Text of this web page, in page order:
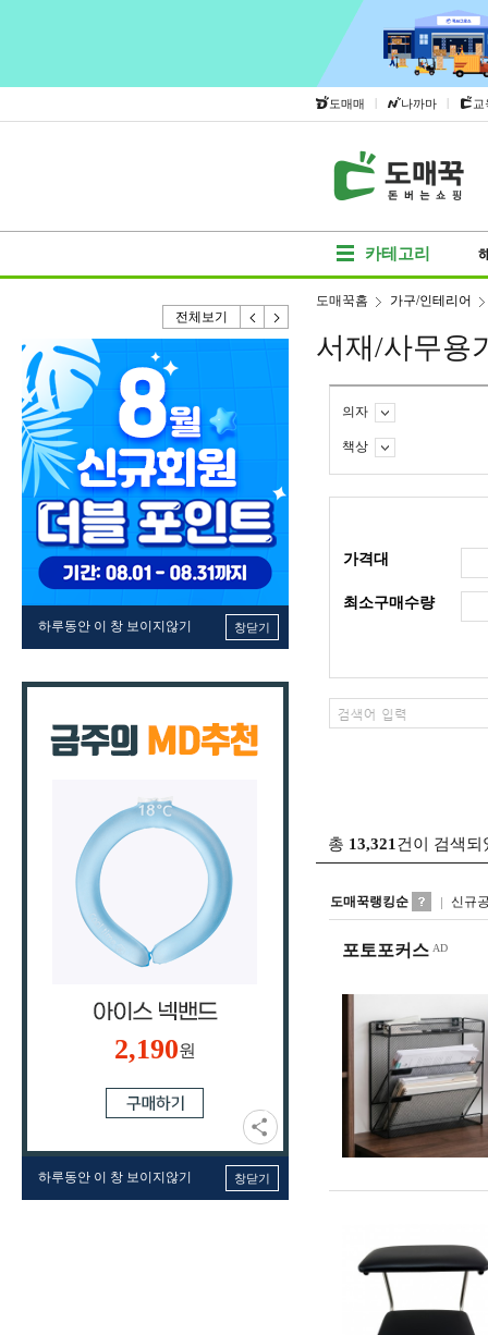
도매매 | 나까마 | 교
카테고리
전체보기
하루동안 이 창 보이지않기 창닫기
2,190원
하루동안 이 창 보이지않기 창닫기
도매꾹홈 가구/인테리어
서재/사무용
의자
책상
가격대
최소구매수량
총 13,321 건이 검색되
도매꾹랭킹순 신규
포토포커스